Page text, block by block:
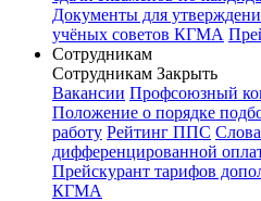
Документы для
учёных советов КГМА
Сотрудникам
Сотрудникам Закрыть
Вакансии Профсоюзный
Положение о порядке
работу Рейтинг ППС
дифференцированной
Прейскурант тарифов
КГМА